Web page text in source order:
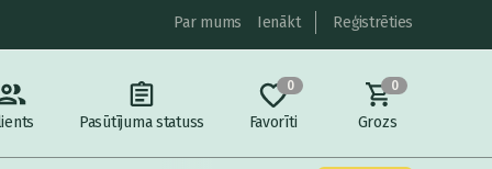
Par mums Ienākt Reģistrēties
Pasūtījuma statuss
0
Favorīti
0
Grozs